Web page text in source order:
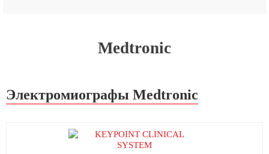
Medtronic
Электромиографы Medtronic